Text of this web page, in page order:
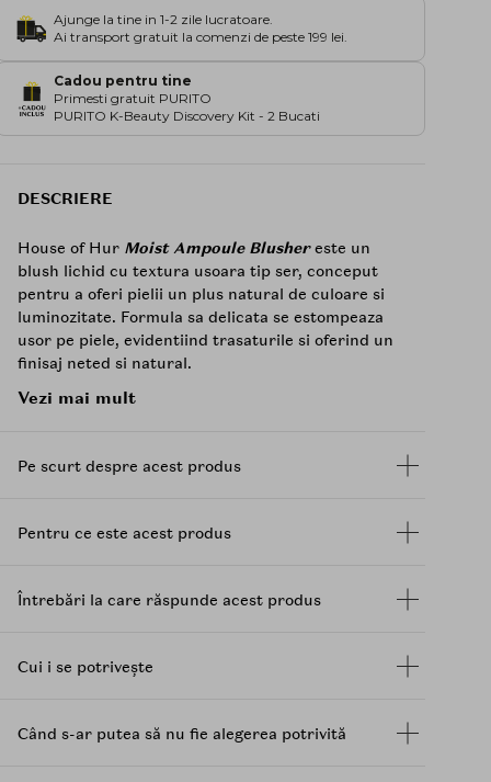
Ajunge la tine in 1-2 zile lucratoare.
Ai transport gratuit la comenzi de peste 199 lei.
Cadou pentru tine
Primesti gratuit PURITO
PURITO K-Beauty Discovery Kit - 2 Bucati
DESCRIERE
House of Hur Moist Ampoule Blushereste un
blush lichid cu textura usoara tip ser, conceput
pentru a oferi pielii un plus natural de culoare si
luminozitate. Formula sa delicata se estompeaza
usor pe piele, evidentiind trasaturile si oferind un
finisaj neted si natural.
Textura fluida si matasoasa permite o aplicare
stratificare, astfel incat poti obtine fie un efect
parcursul zilei si ofera o aplicare usoara, fara
unui aspect proaspat si luminos al pielii, lasand
Datorita consistentei tip ser hidratant, blush-ul
adera delicat la piele si isi pastreaza intensitatea
Vezi mai mult
Pe scurt despre acest produs
Pentru ce este acest produs
Întrebări la care răspunde acest produs
Cui i se potrivește
Când s-ar putea să nu fie alegerea potrivită